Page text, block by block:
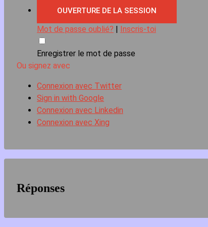
Mot de passe oublié? Inscris-toi
Enregistrer le mot de passe
Ou signez avec
Connexion avec Twitter
Sign in with Google
Connexion avec Linkedin
Connexion avec Xing
Réponses